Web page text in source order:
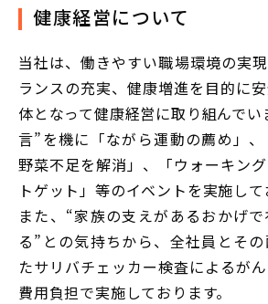
健康経営について
当社は、働きやすい職場環境の実
ランスの充実、健康増進を目的に
体となって健康経営に取り組んでい
言”を機に「ながら運動の薦め」
野菜不足を解消」、「ウォーキン
トゲット」等のイベントを実施して
また、“家族の支えがあるおかげ
る”との気持ちから、全社員とそ
たサリバチェッカー検査によるが
費用負担で実施しております。